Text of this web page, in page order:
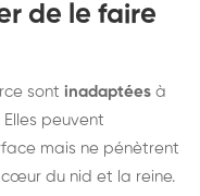
de le faire
sont inadaptées à
peuvent
mais ne pénètrent
du nid et la reine.